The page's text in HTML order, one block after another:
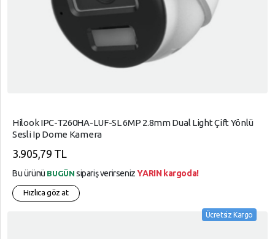
Hilook IPC-T260HA-LUF-SL 6MP 2.8mm Dual Light Çift Yönlü
Sesli Ip Dome Kamera
3.905,79 TL
Bu ürünü BUGÜN sipariş verirsenizYARIN kargoda!
Hızlıca göz at
Ücretsiz Kargo